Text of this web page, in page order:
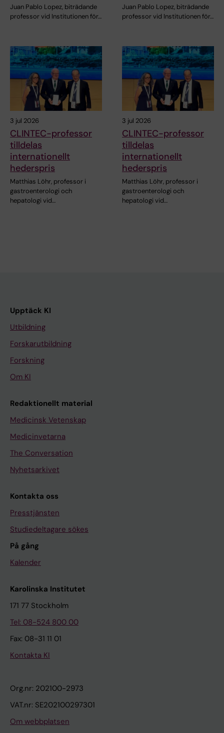
Juan Pablo Lopez, biträdande
professor vid Institutionen för…
Juan Pablo Lopez, biträdande
professor vid Institutionen för…
3 jul 2026
CLINTEC-professor
tilldelas
internationellt
hederspris
Matthias Löhr, professor i
gastroenterologi och
hepatologi vid…
3 jul 2026
CLINTEC-professor
tilldelas
internationellt
hederspris
Matthias Löhr, professor i
gastroenterologi och
hepatologi vid…
Upptäck KI
Utbildning
Forskarutbildning
Forskning
Om KI
Redaktionellt material
Medicinsk Vetenskap
Medicinvetarna
The Conversation
Nyhetsarkivet
Kontakta oss
Presstjänsten
Studiedeltagare sökes
På gång
Kalender
Karolinska Institutet
171 77 Stockholm
Tel: 08-524 800 00
Fax: 08-31 11 01
Kontakta KI
Org.nr: 202100-2973
VAT.nr: SE202100297301
Om webbplatsen